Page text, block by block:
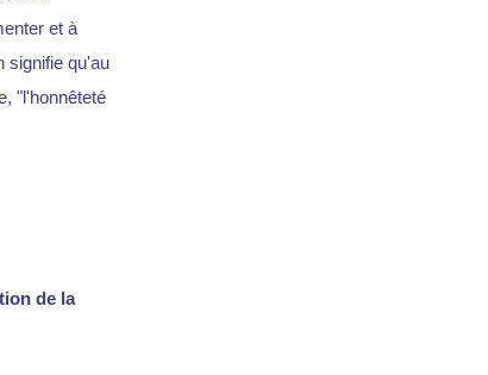
et à
signifie qu'au
"l'honnêteté
de la